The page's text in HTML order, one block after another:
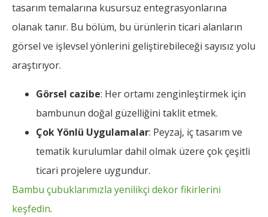
tasarım temalarına kusursuz entegrasyonlarına
olanak tanır. Bu bölüm, bu ürünlerin ticari alanların
görsel ve işlevsel yönlerini geliştirebileceği sayısız yolu
araştırıyor.
Görsel cazibe: Her ortamı zenginleştirmek için
bambunun doğal güzelliğini taklit etmek.
Çok Yönlü Uygulamalar: Peyzaj, iç tasarım ve
tematik kurulumlar dahil olmak üzere çok çeşitli
ticari projelere uygundur.
Bambu çubuklarımızla yenilikçi dekor fikirlerini
keşfedin.